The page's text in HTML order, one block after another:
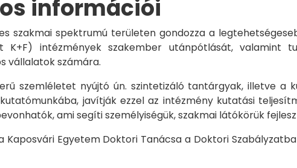
információi
szakmai spektrumú területen gondozza a
intézmények szakember utánpótlását, valamint
vállalatok számára.
szemléletet nyújtó ún. szintetizáló tantárgyak, illetve a
javítják ezzel az intézmény kutatási
ami segíti személyiségük, szakmai látókörük
Egyetem Doktori Tanácsa a Doktori